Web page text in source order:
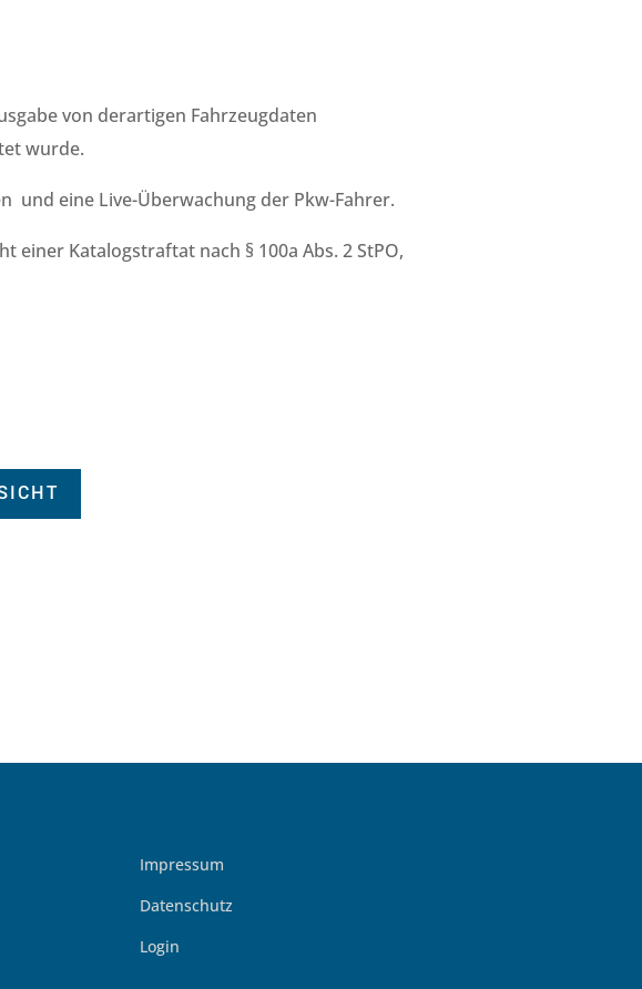
von derartigen Fahrzeugdaten
wurde.
eine Live-Überwachung der Pkw-Fahrer.
Katalogstraftat nach § 100a Abs. 2 StPO,
Impressum
Datenschutz
Login